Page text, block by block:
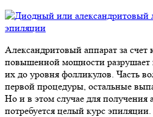
Александритовый аппарат за счет
повышенной мощности разрушает
их до уровня фолликулов. Часть
первой процедуры, остальные
Но и в этом случае для получения
потребуется целый курс эпиляции.